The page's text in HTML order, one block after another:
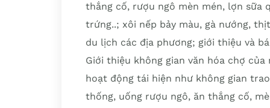
thắng cố, rượu ngô mèn mén, lợn sữa
trứng..; xôi nếp bảy màu, gà nướng,
du lịch các địa phương; giới thiệu và
Giới thiệu không gian văn hóa chợ
hoạt động tái hiện như không gian
thống, uống rượu ngô, ăn thắng cố,